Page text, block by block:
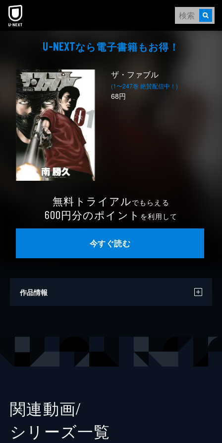
本文へスキップ
U-NEXTなら電⼦書籍もお得！
ザ・ファブル
(1〜247巻 絶賛配信中！)
68円
無料トライアルでもらえる
600円分のポイント を利用して
今すぐ読む
作品情報
出版社
ヤングマガジン
関連動画/
シリーズ⼀覧